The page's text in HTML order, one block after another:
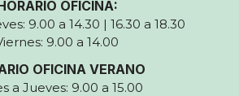
OFICINA:
9.00 a 14.30 | 16.30 a 18.30
9.00 a 14.00
OFICINA VERANO
a Jueves: 9.00 a 15.00